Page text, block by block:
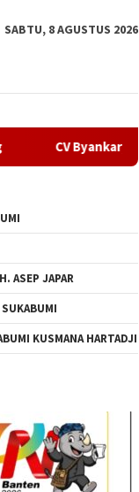
SABTU, 8 AGUSTUS 2026
Pastikan
ASEP JAPAR
KUSMANA HARTADJI